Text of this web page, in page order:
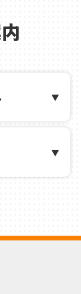
！
）変更の
ＦＡＱ
介特典